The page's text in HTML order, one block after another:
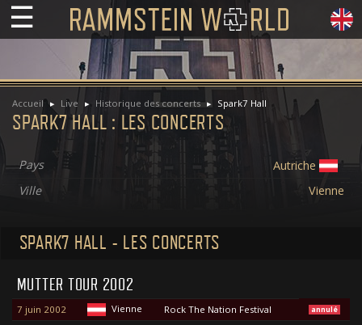
☰
Accueil Live Historique des concerts Spark7 Hall
SPARK7 HALL : LES CONCERTS
Pays
Autriche
Ville
Vienne
SPARK7 HALL - LES CONCERTS
MUTTER TOUR 2002
7 juin 2002 Vienne Rock The Nation Festival annulé